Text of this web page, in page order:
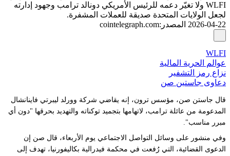
WLFI ولا تغيّر دعمه للرئيس الأمريكي دونالد ترامب وجهود إدارته
لجعل الولايات المتحدة صديقة للعملات المشفرة.
2026-04-22 المصدر :
cointelegraph.com
WLFI
عوالم الحرية المالية
نزاع رمز التشفير
دعاوى جاستين صن
قال جاستن صن، مؤسس ترون، إنه يقاضي شركة وورلد ليبرتي فاينانشال
المدعومة من عائلة ترامب، لاتهامها بتجميد توكناته والتهديد بحرقها "دون أي
مبرر مناسب".
وفي منشور على وسائل التواصل الاجتماعي يوم الأربعاء، قال صن إن
الدعوى القضائية، التي رُفعت في محكمة فيدرالية بكاليفورنيا، تهدف إلى